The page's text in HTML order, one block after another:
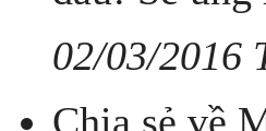
02/03/2016
Chia sẻ về